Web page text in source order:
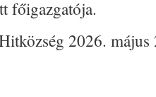
főigazgatója.
2026.